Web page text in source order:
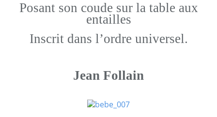
Posant son coude sur la table aux
entailles
Inscrit dans l’ordre universel.
Jean Follain